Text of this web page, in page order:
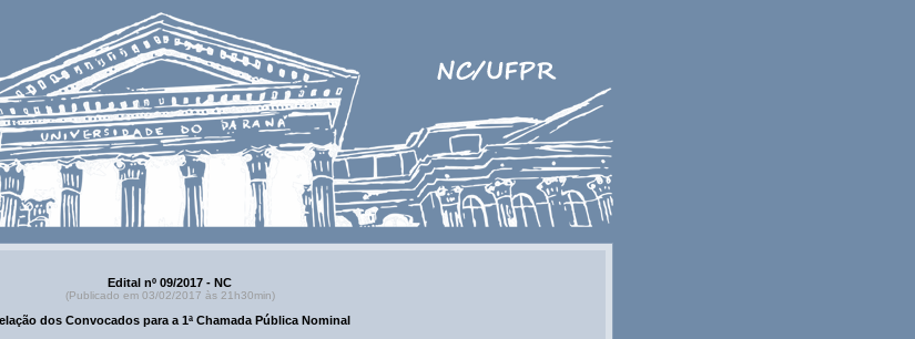
Edital nº 09/2017 - NC
(Publicado em 03/02/2017 às 21h30min)
dos Convocados para a 1ª Chamada Pública Nominal